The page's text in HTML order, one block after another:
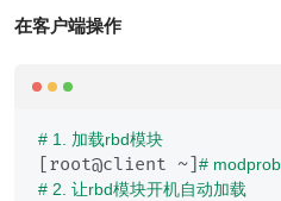
在客户端操作
# 1. 加载rbd模块
[root@client ~] #
# 2. 让rbd模块开机自动加载